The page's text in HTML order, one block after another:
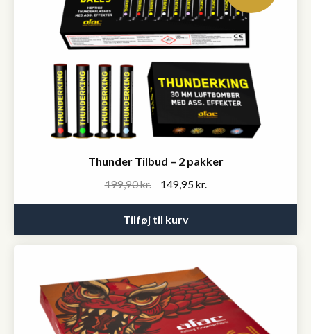
Thunder Tilbud – 2 pakker
199,90kr.
Original
was:
199,90 kr..
149,95 kr.
149,95 kr..
Tilføj til kurv